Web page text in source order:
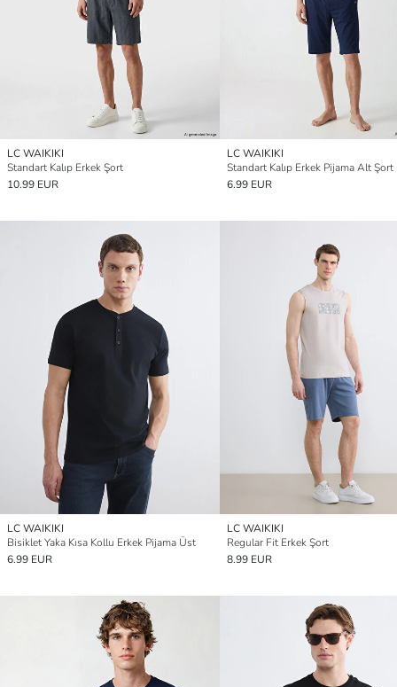
LC WAIKIKI
Standart Kalıp Erkek Şort
10.99 EUR
LC WAIKIKI
Standart Kalıp Erkek Pijama Alt Şort
6.99 EUR
LC WAIKIKI
Bisiklet Yaka Kısa Kollu Erkek Pijama Üst
6.99 EUR
LC WAIKIKI
Regular Fit Erkek Şort
8.99 EUR